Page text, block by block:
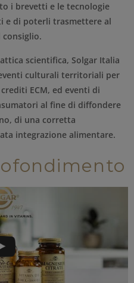
i brevetti e le tecnologie
e di poterli trasmettere al
scientifica, Solgar Italia
culturali territoriali per
ECM, ed eventi di
al fine di diffondere
di una corretta
integrazione alimentare.